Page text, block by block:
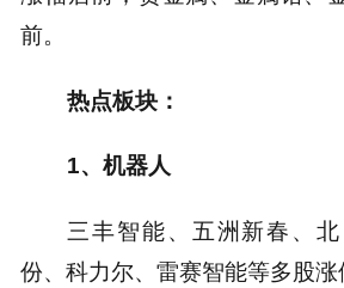
前。
热点板块：
1、机器人
三丰智能、五洲新春、
份、科力尔、雷赛智能等多股涨